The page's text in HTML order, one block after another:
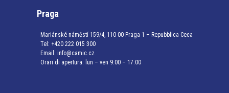
Praga
Mariánské náměstí 159/4, 110 00 Praga 1 – Repubblica Ceca
Tel: +420 222 015 300
Email: info@camic.cz
Orari di apertura: lun – ven 9:00 – 17:00